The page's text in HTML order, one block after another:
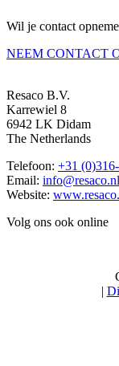
Wil je contact
NEEM CONTACT
Resaco B.V.
Karrewiel 8
6942 LK Didam
The Netherlands
Telefoon: +31
Email: info@resaco.nl
Website:
Volg ons ook online
|